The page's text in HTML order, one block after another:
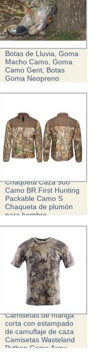
Botas de Lluvia, Goma
Macho Camo, Goma
Camo Gent, Botas
Goma Neopreno
Chaqueta Caza 900
Camo BR.First Hunting
Packable Camo S
Chaqueta de plumón
para hombre
Camisetas de manga
corta con estampado
de camuflaje de caza
Camisetas Wasteland
Python Camo Army